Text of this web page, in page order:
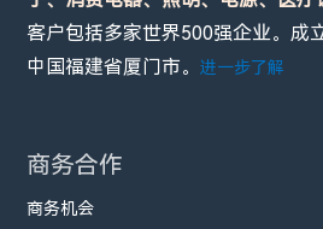
客户包括多家世界500强企业。成
中国福建省厦门市。进一步了解
商务合作
商务机会